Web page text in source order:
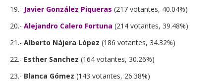
19.- Javier González Piqueras (217 votantes, 40.04%)
20.- Alejandro Calero Fortuna (214 votantes, 39.48%)
21.- Alberto Nájera López (186 votantes, 34.32%)
22.- Esther Sanchez (164 votantes, 30.26%)
23.- Blanca Gómez (143 votantes, 26.38%)